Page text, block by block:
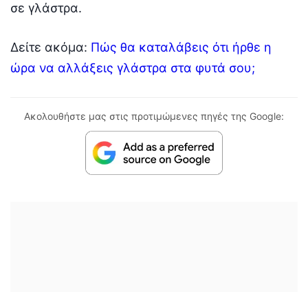
σε γλάστρα.
Δείτε ακόμα: Πώς θα καταλάβεις ότι ήρθε η
ώρα να αλλάξεις γλάστρα στα φυτά σου;
Ακολουθήστε μας στις προτιμώμενες πηγές της Google: